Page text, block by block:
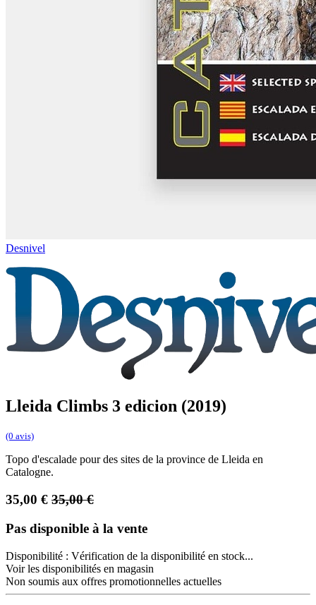
Desnivel
Lleida Climbs 3 edicion (2019)
(0 avis)
Topo d'escalade pour des sites de la province de Lleida en
Catalogne.
35,00 € 35,00€
Pas disponible à la vente
Disponibilité : Vérification de la disponibilité en stock...
Voir les disponibilités en magasin
Non soumis aux offres promotionnelles actuelles